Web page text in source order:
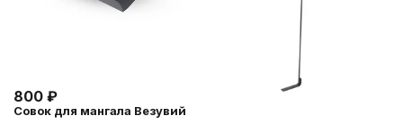
800 ₽
Совок для мангала Везувий